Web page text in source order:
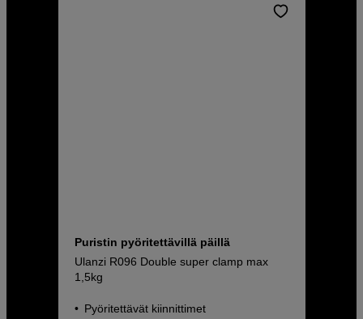
Puristin pyöritettävillä päillä
Ulanzi R096 Double super clamp max
1,5kg
Pyöritettävät kiinnittimet